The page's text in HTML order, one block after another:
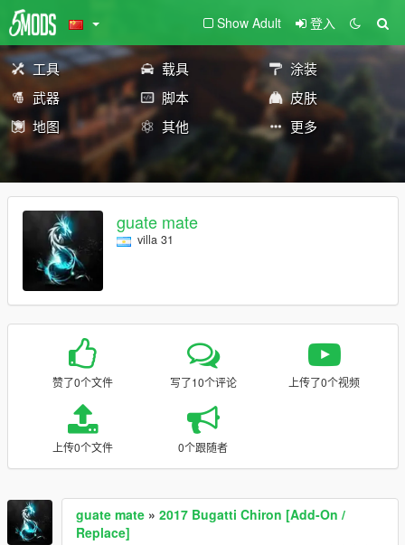
Show Adult 登入
工具 载具
涂装
武器
脚本
皮肤
地图
其他 更多
guate mate
villa 31
赞了0个文件 写了10个评论 上传了0个视频
上传0个文件 0个跟随者
guate mate » 2017 Bugatti Chiron [Add-On /
Replace]